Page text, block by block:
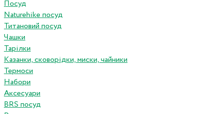
Посуд
Naturehike посуд
Титановий посуд
Чашки
Тарілки
Казанки, сковорідки, миски, чайники
Термоси
Набори
Аксесуари
BRS посуд